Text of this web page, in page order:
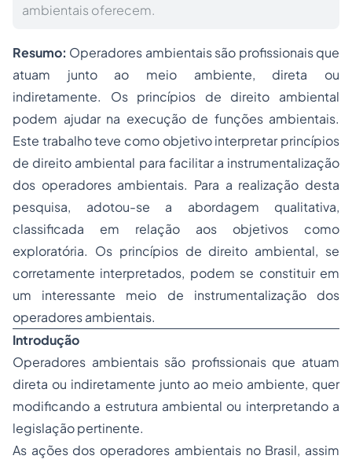
ambientais oferecem.
Resumo: Operadores ambientais são profissionais que
atuam junto ao meio ambiente, direta ou
indiretamente. Os princípios de direito ambiental
podem ajudar na execução de funções ambientais.
Este trabalho teve como objetivo interpretar princípios
de direito ambiental para facilitar a instrumentalização
dos operadores ambientais. Para a realização desta
pesquisa, adotou-se a abordagem qualitativa,
classificada em relação aos objetivos como
exploratória. Os princípios de direito ambiental, se
corretamente interpretados, podem se constituir em
um interessante meio de instrumentalização dos
operadores ambientais.
Introdução
Operadores ambientais são profissionais que atuam
direta ou indiretamente junto ao meio ambiente, quer
modificando a estrutura ambiental ou interpretando a
legislação pertinente.
As ações dos operadores ambientais no Brasil, assim